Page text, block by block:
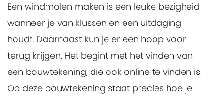
Een windmolen maken is een leuke bezigheid
wanneer je van klussen en een uitdaging
houdt. Daarnaast kun je er een hoop voor
terug krijgen. Het begint met het vinden van
een bouwtekening, die ook online te vinden is.
Op deze bouwtekening staat precies hoe je